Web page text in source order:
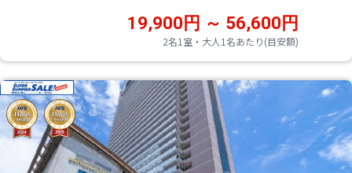
2名1室・大人1名あたり(目安額)
19,900円 ～ 56,600円